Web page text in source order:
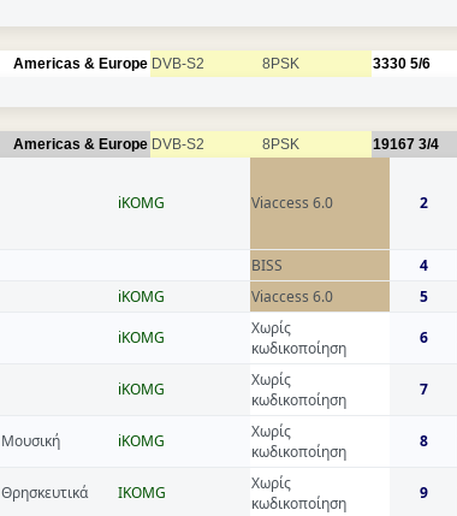
Americas & Europe DVB-S2 8PSK 3330 5/6
Americas & Europe DVB-S2 8PSK 19167 3/4
iKOMG Viaccess 6.0 2
BISS 4
iKOMG Viaccess 6.0 5
iKOMG
Χωρίς
κωδικοποίηση
6
iKOMG
Χωρίς
κωδικοποίηση
7
Μουσική iKOMG
Χωρίς
κωδικοποίηση
8
Θρησκευτικά IKOMG
Χωρίς
κωδικοποίηση
9